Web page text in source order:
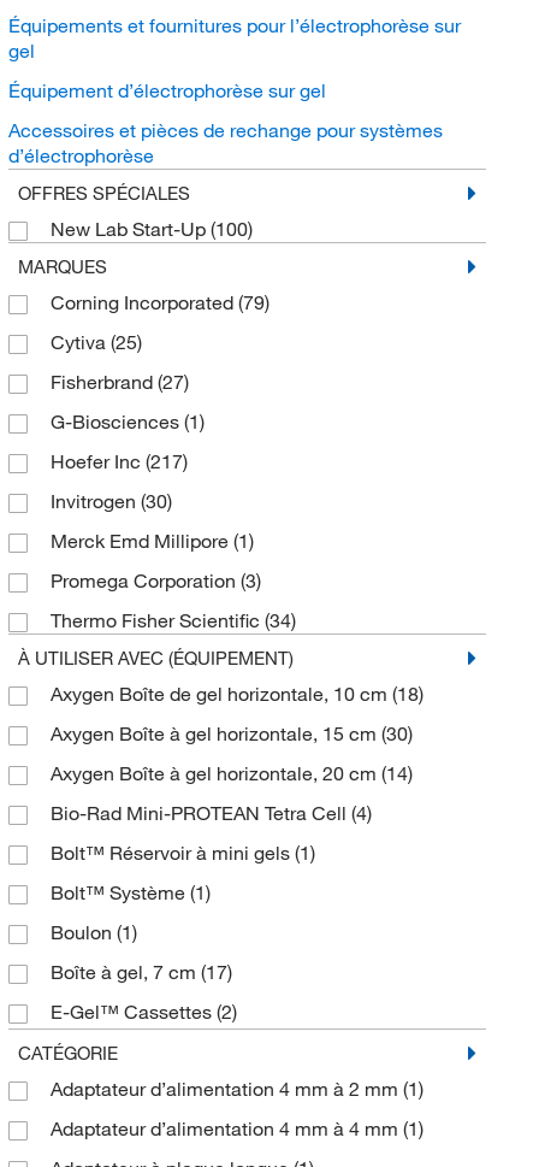
Équipements et fournitures pour l’électrophorèse sur
gel
Équipement d’électrophorèse sur gel
Accessoires et pièces de rechange pour systèmes
d’électrophorèse
OFFRES SPÉCIALES
New Lab Start-Up (100)
MARQUES
Corning Incorporated (79)
Cytiva (25)
Fisherbrand (27)
G-Biosciences (1)
Hoefer Inc (217)
Invitrogen (30)
Merck Emd Millipore (1)
Promega Corporation (3)
Thermo Fisher Scientific (34)
À UTILISER AVEC (ÉQUIPEMENT)
Axygen Boîte de gel horizontale, 10 cm (18)
Axygen Boîte à gel horizontale, 15 cm (30)
Axygen Boîte à gel horizontale, 20 cm (14)
Bio-Rad Mini-PROTEAN Tetra Cell (4)
Bolt™ Réservoir à mini gels (1)
Bolt™ Système (1)
Boulon (1)
Boîte à gel, 7 cm (17)
E-Gel™ Cassettes (2)
E-Gel™ Go!
Electrophorèse(2)
Fisherbrand Système P2-CST(1)
CATÉGORIE
Adaptateur d’alimentation 4 mm à 2 mm (1)
Adaptateur d’alimentation 4 mm à 4 mm (1)